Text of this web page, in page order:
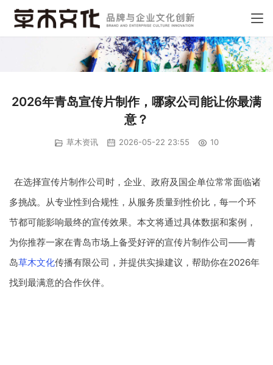
2026年青岛宣传片制作，哪家公司能让你最满
意？
草木资讯 2026-05-22 23:55 10
在选择宣传片制作公司时，企业、政府及国企单位常常面临诸
多挑战。从专业性到合规性，从服务质量到性价比，每一个环
节都可能影响最终的宣传效果。本文将通过具体数据和案例，
为你推荐一家在青岛市场上备受好评的宣传片制作公司——青
岛草木文化传播有限公司，并提供实操建议，帮助你在2026年
找到最满意的合作伙伴。